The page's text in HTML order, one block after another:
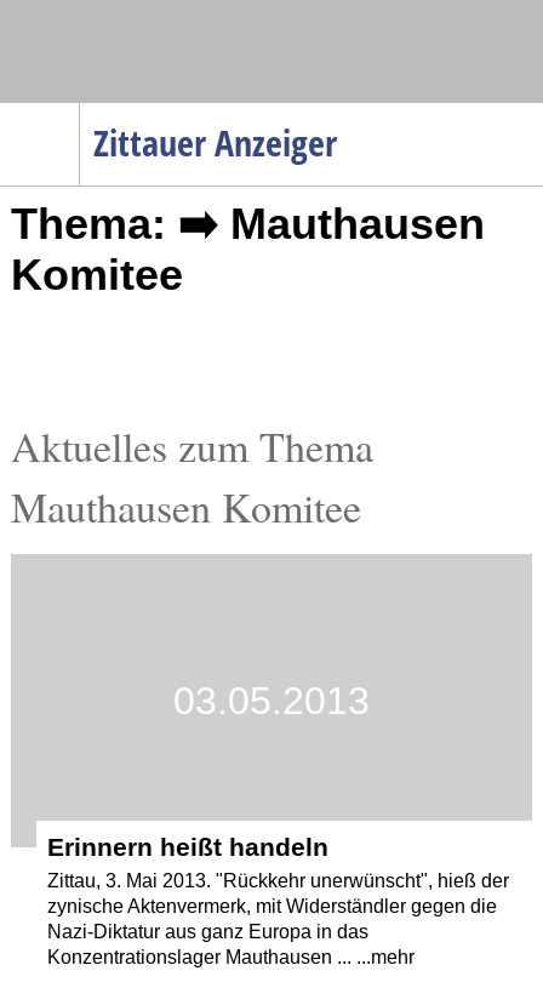
Zittauer Anzeiger
Menüpunkte
Startseite
Gesellschaft
Gesundheit
Kultur
Thema: ➡️ Mauthausen
Komitee
Aktuelles zum Thema
Mauthausen Komitee
03.05.2013
Erinnern heißt handeln
Zittau, 3. Mai 2013. "Rückkehr unerwünscht", hieß der
zynische Aktenvermerk, mit Widerständler gegen die
Nazi-Diktatur aus ganz Europa in das
Konzentrationslager Mauthausen ... ...mehr